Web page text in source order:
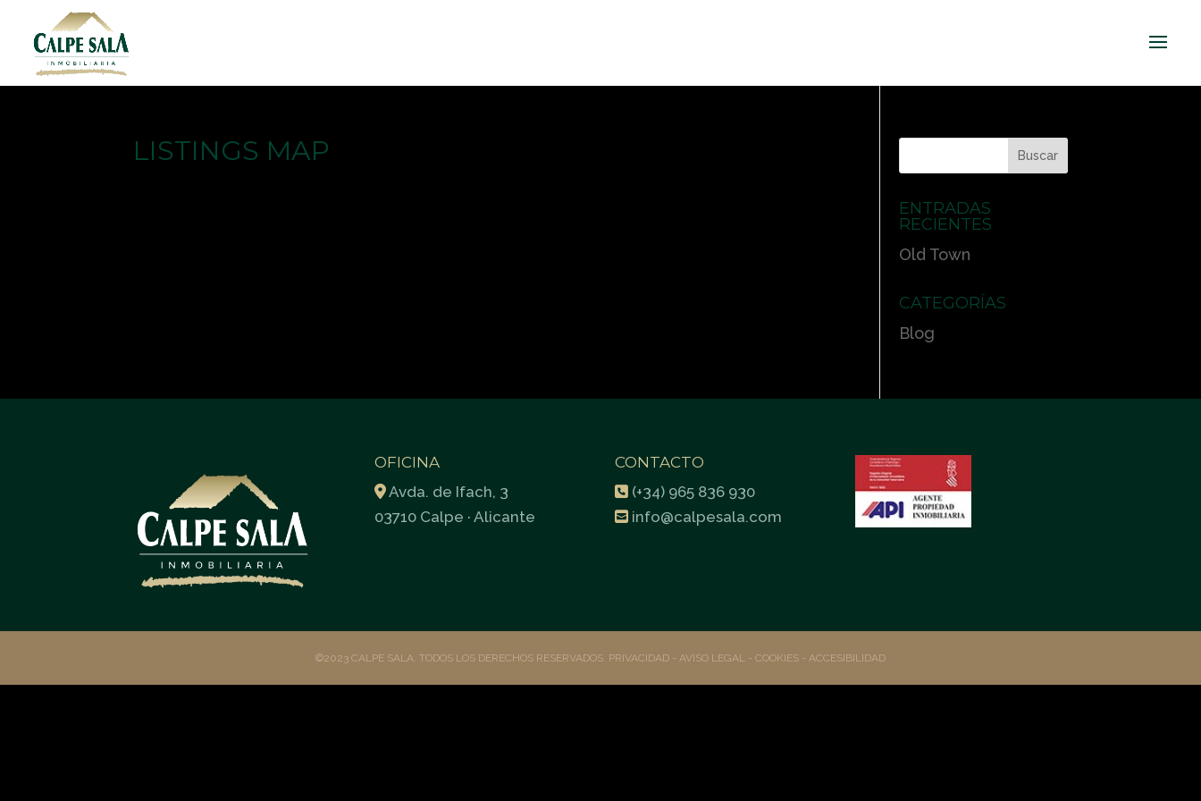
LISTINGS MAP
ENTRADAS
RECIENTES
Old Town
CATEGORÍAS
Blog
OFICINA
Avda. de Ifach, 3
03710 Calpe · Alicante
CONTACTO
(+34) 965 836 930
info@calpesala.com
©2023 CALPE SALA. TODOS LOS DERECHOS RESERVADOS. PRIVACIDAD - AVISO LEGAL - COOKIES - ACCESIBILIDAD